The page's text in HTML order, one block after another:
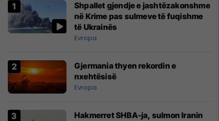
Shpallet gjendje e jashtëzakonshme
në Krime pas sulmeve të fuqishme
të Ukrainës
Evropa
Gjermania thyen rekordin e
nxehtësisë
Evropa
Hakmerret SHBA-ja, sulmon Iranin